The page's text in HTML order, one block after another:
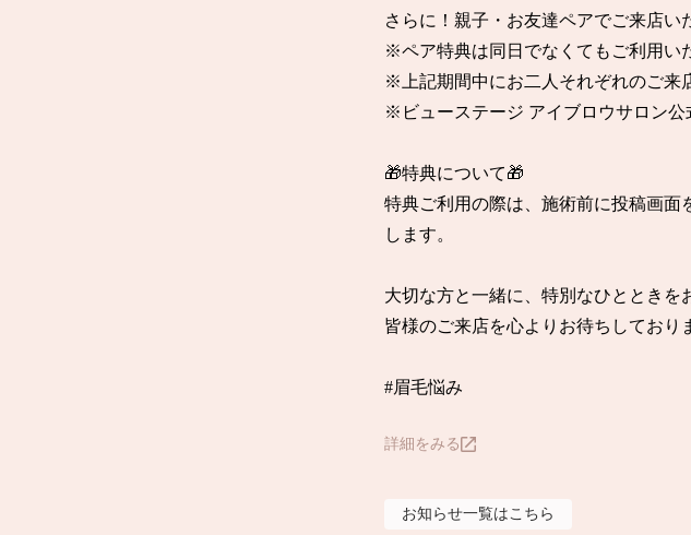
さらに！親子・お友達ペアでご来店い
※ペア特典は同日でなくてもご利用い
※上記期間中にお二人それぞれのご来
※ビューステージ アイブロウサロン
🎁特典について🎁
特典ご利用の際は、施術前に投稿画面
します。
大切な方と一緒に、特別なひととき
皆様のご来店を心よりお待ちしており
#眉毛悩み
詳細をみる
お知らせ一覧はこちら